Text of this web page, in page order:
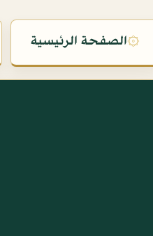
۞الصفحة الرئيسية